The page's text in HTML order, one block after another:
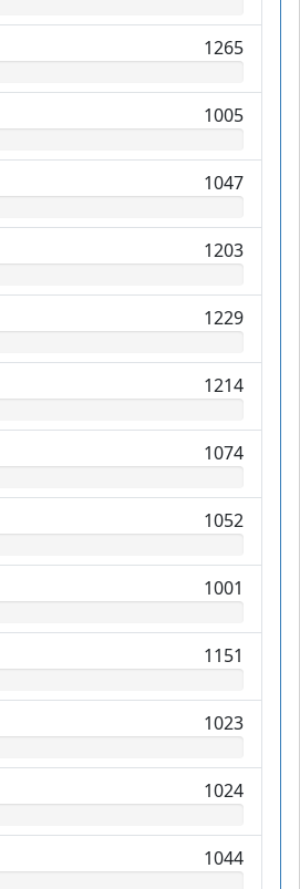
1265
1005
1047
1203
1229
1214
1074
1052
1001
1151
1023
1024
1044